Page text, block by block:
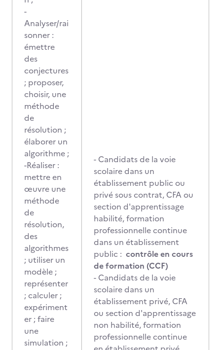
-
Analyser/rai
sonner :
émettre
des
conjectures
; proposer,
choisir, une
méthode
de
résolution ;
élaborer un
algorithme ;
-Réaliser :
mettre en
œuvre une
méthode
de
résolution,
des
algorithmes
; utiliser un
modèle ;
représenter
; calculer ;
expériment
er ; faire
une
simulation ;
- Candidats de la voie
scolaire dans un
établissement public ou
privé sous contrat, CFA ou
section d'apprentissage
habilité, formation
professionnelle continue
dans un établissement
public : contrôle en cours
de formation (CCF)
- Candidats de la voie
scolaire dans un
établissement privé, CFA
ou section d'apprentissage
non habilité, formation
professionnelle continue